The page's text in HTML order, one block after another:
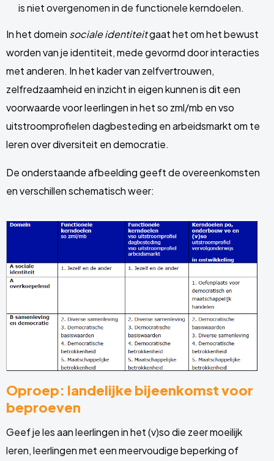
is niet overgenomen in de functionele kerndoelen.
In het domein sociale identiteitgaat het om het bewust
worden van je identiteit, mede gevormd door interacties
met anderen. In het kader van zelfvertrouwen,
zelfredzaamheid en inzicht in eigen kunnen is dit een
voorwaarde voor leerlingen in het so zml/mb en vso
uitstroomprofielen dagbesteding en arbeidsmarkt om te
leren over diversiteit en democratie.
De onderstaande afbeelding geeft de overeenkomsten
en verschillen schematisch weer:
Oproep: landelijke bijeenkomst voor
beproeven
Geef je les aan leerlingen in het (v)so die zeer moeilijk
leren, leerlingen met een meervoudige beperking of